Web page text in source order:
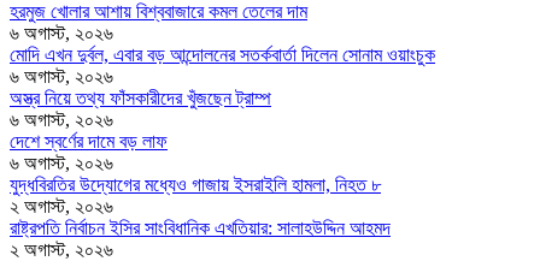
হরমুজ খোলার আশায় বিশ্ববাজারে কমল তেলের দাম
৬ অগাস্ট, ২০২৬
মোদি এখন দুর্বল, এবার বড় আন্দোলনের সতর্কবার্তা দিলেন সোনাম ওয়াংচুক
৬ অগাস্ট, ২০২৬
অস্ত্র নিয়ে তথ্য ফাঁসকারীদের খুঁজছেন ট্রাম্প
৬ অগাস্ট, ২০২৬
দেশে স্বর্ণের দামে বড় লাফ
৬ অগাস্ট, ২০২৬
যুদ্ধবিরতির উদ্যোগের মধ্যেও গাজায় ইসরাইলি হামলা, নিহত ৮
২ অগাস্ট, ২০২৬
রাষ্ট্রপতি নির্বাচন ইসির সাংবিধানিক এখতিয়ার: সালাহউদ্দিন আহমদ
২ অগাস্ট, ২০২৬